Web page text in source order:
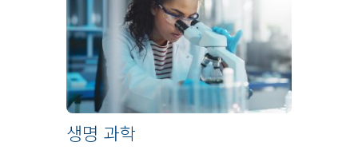
생명 과학